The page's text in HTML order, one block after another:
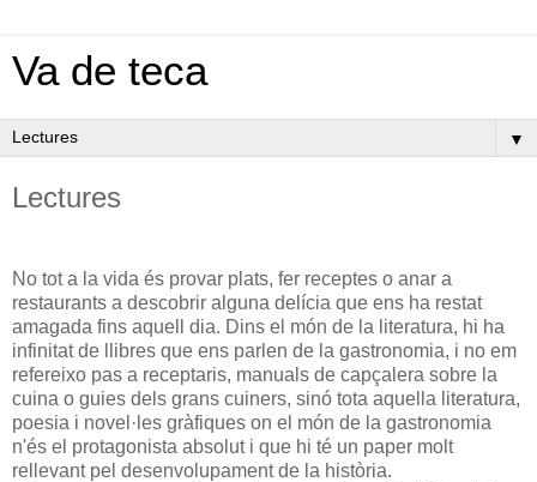
Va de teca
▼
Lectures
No tot a la vida és provar plats, fer receptes o anar a
restaurants a descobrir alguna delícia que ens ha restat
amagada fins aquell dia. Dins el món de la literatura, hi ha
infinitat de llibres que ens parlen de la gastronomia, i no em
refereixo pas a receptaris, manuals de capçalera sobre la
cuina o guies dels grans cuiners, sinó tota aquella literatura,
poesia i novel·les gràfiques on el món de la gastronomia
n'és el protagonista absolut i que hi té un paper molt
rellevant pel desenvolupament de la història.